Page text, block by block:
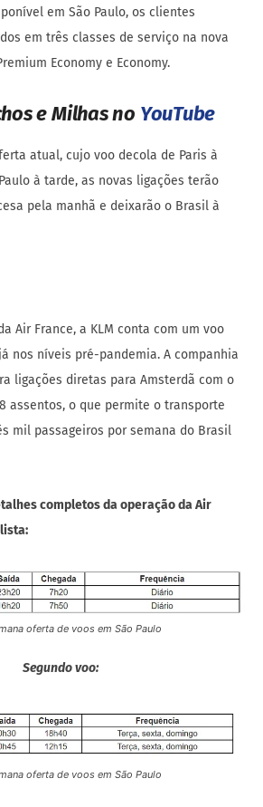
em São Paulo, os clientes
em três classes de serviço na nova
Economy e Economy.
e Milhas no YouTube
atual, cujo voo decola de Paris à
à tarde, as novas ligações terão
pela manhã e deixarão o Brasil à
Air France, a KLM conta com um voo
nos níveis pré-pandemia. A companhia
ligações diretas para Amsterdã com o
assentos, o que permite o transporte
mil passageiros por semana do Brasil
completos da operação da Air
oferta de voos em São Paulo
Segundo voo:
oferta de voos em São Paulo